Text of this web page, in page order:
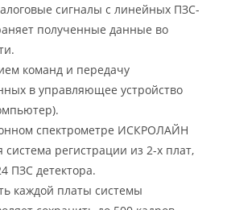
сигналы с линейных ПЗС-
полученные данные во
команд и передачу
в управляющее устройство
спектрометре ИСКРОЛАЙН
система регистрации из 2-х плат,
ПЗС детектора.
каждой платы системы